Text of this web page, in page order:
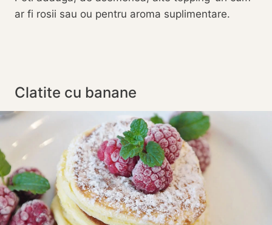
ar fi rosii sau ou pentru aroma suplimentare.
Clatite cu banane